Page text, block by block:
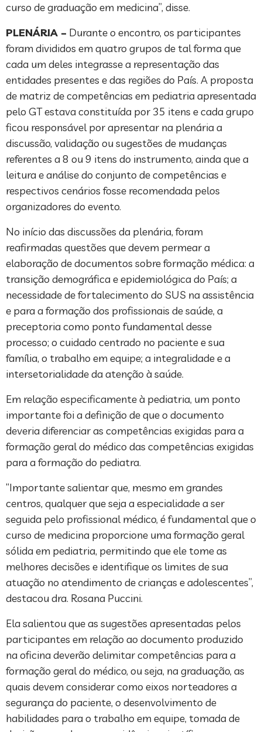
curso de graduação em medicina”, disse.
PLENÁRIA – Durante o encontro, os participantes
foram divididos em quatro grupos de tal forma que
cada um deles integrasse a representação das
entidades presentes e das regiões do País. A proposta
de matriz de competências em pediatria apresentada
pelo GT estava constituída por 35 itens e cada grupo
ficou responsável por apresentar na plenária a
discussão, validação ou sugestões de mudanças
referentes a 8 ou 9 itens do instrumento, ainda que a
leitura e análise do conjunto de competências e
respectivos cenários fosse recomendada pelos
organizadores do evento.
No início das discussões da plenária, foram
reafirmadas questões que devem permear a
elaboração de documentos sobre formação médica: a
transição demográfica e epidemiológica do País; a
necessidade de fortalecimento do SUS na assistência
e para a formação dos profissionais de saúde, a
preceptoria como ponto fundamental desse
processo; o cuidado centrado no paciente e sua
família, o trabalho em equipe; a integralidade e a
intersetorialidade da atenção à saúde.
Em relação especificamente à pediatria, um ponto
importante foi a definição de que o documento
deveria diferenciar as competências exigidas para a
formação geral do médico das competências exigidas
para a formação do pediatra.
“Importante salientar que, mesmo em grandes
centros, qualquer que seja a especialidade a ser
seguida pelo profissional médico, é fundamental que o
curso de medicina proporcione uma formação geral
sólida em pediatria, permitindo que ele tome as
melhores decisões e identifique os limites de sua
atuação no atendimento de crianças e adolescentes”,
destacou dra. Rosana Puccini.
Ela salientou que as sugestões apresentadas pelos
participantes em relação ao documento produzido
na oficina deverão delimitar competências para a
formação geral do médico, ou seja, na graduação, as
quais devem considerar como eixos norteadores a
segurança do paciente, o desenvolvimento de
habilidades para o trabalho em equipe, tomada de